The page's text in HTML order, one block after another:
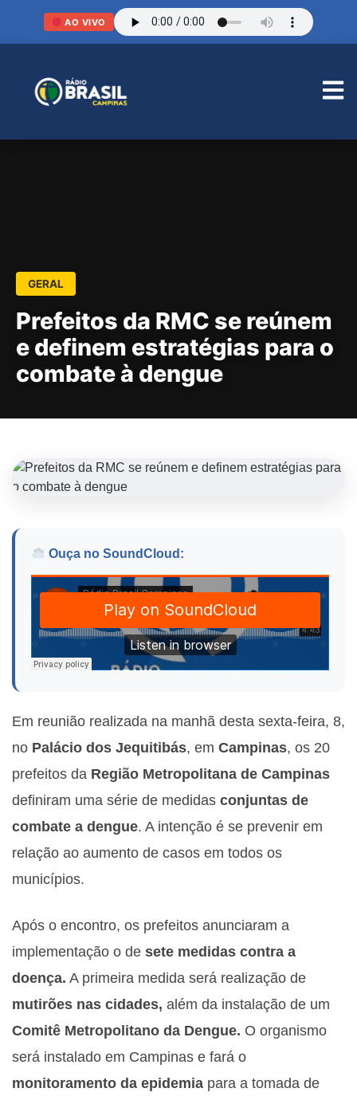
AO VIVO
GERAL
Prefeitos da RMC se reúnem
e definem estratégias para o
combate à dengue
Ouça no SoundCloud:
Em reunião realizada na manhã desta sexta-feira, 8,
no Palácio dos Jequitibás, em Campinas, os 20
prefeitos da Região Metropolitana de Campinas
definiram uma série de medidas conjuntas de
combate a dengue. A intenção é se prevenir em
relação ao aumento de casos em todos os
municípios.
Após o encontro, os prefeitos anunciaram a
implementação o de sete medidas contra a
doença. A primeira medida será realização de
mutirões nas cidades, além da instalação de um
Comitê Metropolitano da Dengue. O organismo
será instalado em Campinas e fará o
monitoramento da epidemia para a tomada de